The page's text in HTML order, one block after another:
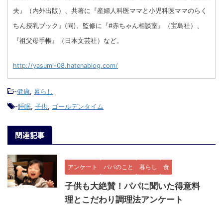
夫』（内外出版）、共著に『産婦人科医ママと小児科医ママのらく
ちん授乳ブック』(同)、監修に『#赤ちゃん相談室』（宝島社）、
『祖父母手帳』（日本文芸社）など。
http://yasumi-08.hatenablog.com/
-健康, 暮らし
-睡眠, 子供, ゴールデンタイム
関連記事
アンケート パパのこと 暮らし 食
子供も大絶賛！パパに聞いた得意料
理とこだわり調理法アンケート